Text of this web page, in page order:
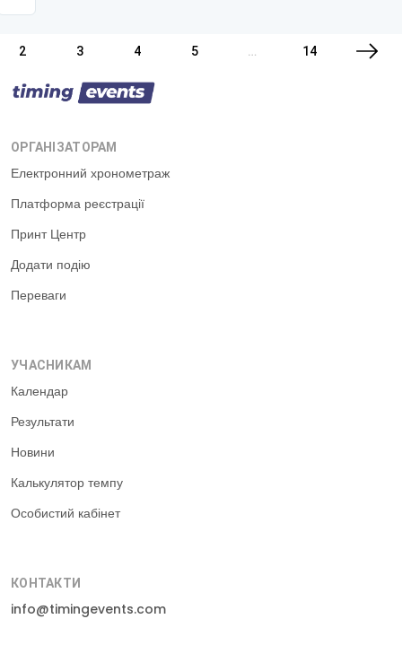
2 3 4 5 14
ОРГАНІЗАТОРАМ
Електронний хронометраж
Платформа реєстрації
Принт Центр
Додати подію
Переваги
УЧАСНИКАМ
Календар
Результати
Новини
Калькулятор темпу
Особистий кабінет
КОНТАКТИ
info@timingevents.com